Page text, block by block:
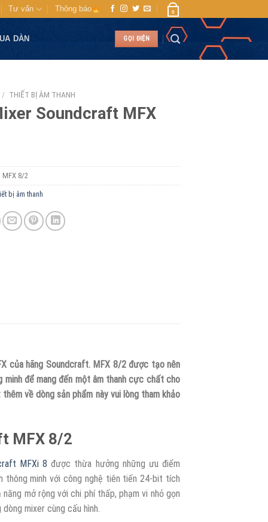
Tư vấn Thông báo 0
DÀN GỌI ĐIỆN
/ THIẾT BỊ ÂM THANH
Soundcraft MFX
MFX 8/2
bị âm thanh
của hãng Soundcraft. MFX 8/2 được tạo nên
để mang đến một âm thanh cực chất cho
về dòng sản phẩm này vui lòng tham khảo
MFX 8/2
MFXi 8 được thừa hưởng những ưu điểm
thông minh với công nghệ tiên tiến 24-bit tích
mở rộng với chi phí thấp, phạm vi nhỏ gọn
mixer cùng cấu hình.